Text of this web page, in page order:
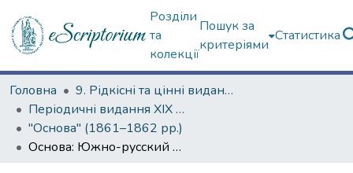
Розділи
та
колекції
Пошук за
критеріями
Статистика
Головна
9. Рідкісні та цінні видання
Періодичні видання ХІХ ст.
"Основа" (1861–1862 рр.)
Основа: Южно-русский литературно-ученый вестник. 1861. Февраль